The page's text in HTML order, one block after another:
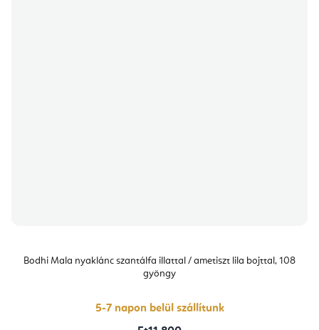
Bodhi Mala nyaklánc szantálfa illattal / ametiszt lila bojttal, 108
gyöngy
5-7 napon belül szállítunk